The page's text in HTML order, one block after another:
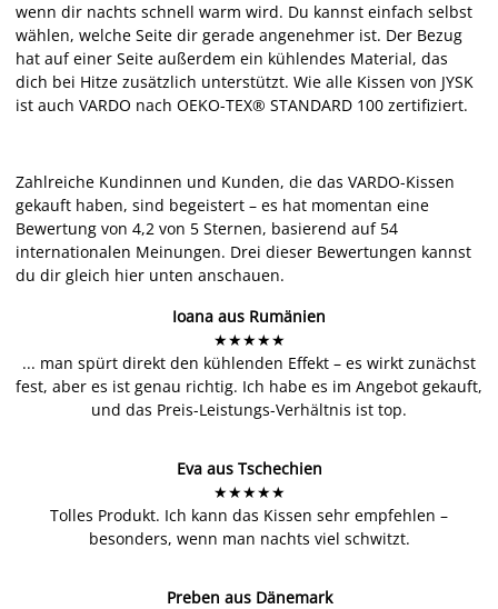
wenn dir nachts schnell warm wird. Du kannst einfach selbst
wählen, welche Seite dir gerade angenehmer ist. Der Bezug
hat auf einer Seite außerdem ein kühlendes Material, das
dich bei Hitze zusätzlich unterstützt. Wie alle Kissen von JYSK
ist auch VARDO nach OEKO-TEX® STANDARD 100 zertifiziert.
Zahlreiche Kundinnen und Kunden, die das VARDO-Kissen
gekauft haben, sind begeistert – es hat momentan eine
Bewertung von 4,2 von 5 Sternen, basierend auf 54
internationalen Meinungen. Drei dieser Bewertungen kannst
du dir gleich hier unten anschauen.
Ioana aus Rumänien
★★★★★
... man spürt direkt den kühlenden Effekt – es wirkt zunächst
fest, aber es ist genau richtig. Ich habe es im Angebot gekauft,
und das Preis-Leistungs-Verhältnis ist top.
Eva aus Tschechien
★★★★★
Tolles Produkt. Ich kann das Kissen sehr empfehlen –
besonders, wenn man nachts viel schwitzt.
Preben aus Dänemark